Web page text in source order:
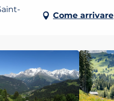
Come arrivare